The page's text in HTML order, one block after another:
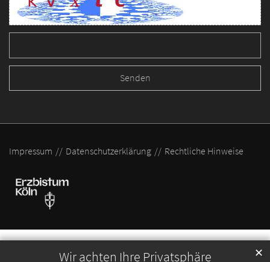
Wir achten Ihre Privatsphäre ✕
Impressum Datenschutzerklärung Rechtliche Hinweise